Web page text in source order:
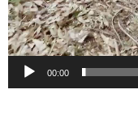
00:00